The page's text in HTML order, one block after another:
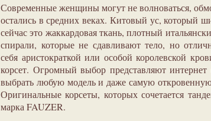
Современные женщины могут не волноваться,
остались в средних веках. Китовый ус, который
сейчас это жаккардовая ткань, плотный
спирали, которые не сдавливают тело, но
себя аристократкой или особой королевской
корсет. Огромный выбор представляют
выбрать любую модель и даже самую
Оригинальные корсеты, которых сочетается
марка FAUZER.